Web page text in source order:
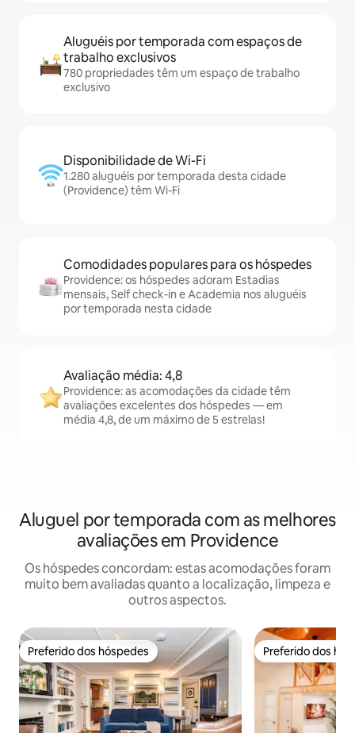
Aluguéis por temporada com espaços de
trabalho exclusivos
780 propriedades têm um espaço de trabalho
exclusivo
Disponibilidade de Wi-Fi
1.280 aluguéis por temporada desta cidade
(Providence) têm Wi-Fi
Comodidades populares para os hóspedes
Providence: os hóspedes adoram Estadias
mensais, Self check-in e Academia nos aluguéis
por temporada nesta cidade
Avaliação média: 4,8
Providence: as acomodações da cidade têm
avaliações excelentes dos hóspedes — em
média 4,8, de um máximo de 5 estrelas!
Aluguel por temporada com as melhores
avaliações em Providence
Os hóspedes concordam: estas acomodações foram
muito bem avaliadas quanto a localização, limpeza e
outros aspectos.
Preferido dos hóspedes
Preferido dos hóspedes Preferido dos
Preferido dos